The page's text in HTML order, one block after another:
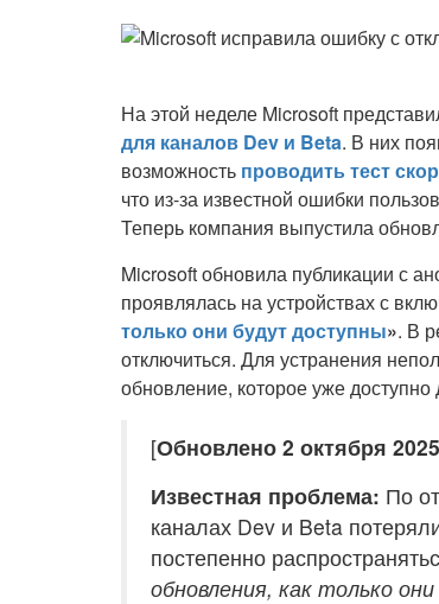
На этой неделе Microsoft
для каналов Dev и Beta. В них
возможность проводить тест
что из-за известной ошибки
Теперь компания выпустила
Microsoft обновила публикации с
проявлялась на устройствах с
только они будут доступны». В
отключиться. Для устранения
обновление, которое уже доступно
[Обновлено 2 октября 2025
Известная проблема: По
каналах Dev и Beta
постепенно
обновления, как только